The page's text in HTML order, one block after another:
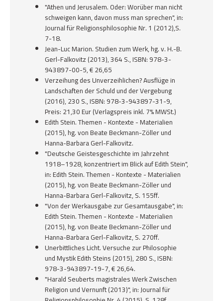
"Athen und Jerusalem. Oder: Worüber man nicht
schweigen kann, davon muss man sprechen", in:
Journal für Religionsphilosophie Nr. 1 (2012),S.
7-18.
Jean-Luc Marion. Studien zum Werk, hg. v. H.-B.
Gerl-Falkovitz (2013), 364 S., ISBN: 978-3-
943897-00-5, € 26,65
Verzeihung des Unverzeihlichen? Ausflüge in
Landschaften der Schuld und der Vergebung
(2016), 230 S., ISBN: 978-3-943897-31-9,
Preis: 21,30 Eur (Verlagspreis inkl. 7% MWSt.)
Edith Stein. Themen - Kontexte - Materialien
(2015), hg. von Beate Beckmann-Zöller und
Hanna-Barbara Gerl-Falkovitz.
"Deutsche Geistesgeschichte im Jahrzehnt
1918–1928, konzentriert im Blick auf Edith Stein",
in:Edith Stein. Themen - Kontexte - Materialien
(2015), hg. von Beate Beckmann-Zöller und
Hanna-Barbara Gerl-Falkovitz, S. 155ff.
"Von der Werkausgabe zur Gesamtausgabe", in:
Edith Stein. Themen - Kontexte - Materialien
(2015), hg. von Beate Beckmann-Zöller und
Hanna-Barbara Gerl-Falkovitz, S. 270ff.
Unerbittliches Licht. Versuche zur Philosophie
und Mystik Edith Steins(2015), 280 S., ISBN:
978-3-943897-19-7, € 26,64.
"Harald Seuberts magistrales Werk Zwischen
Religion und Vernunft (2013)", in:Journal für